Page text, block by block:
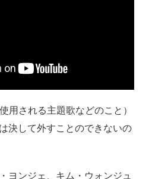
用される主題歌などのこと）
決して外すことのできないの
ヨンジェ、キム・ウォンジュ